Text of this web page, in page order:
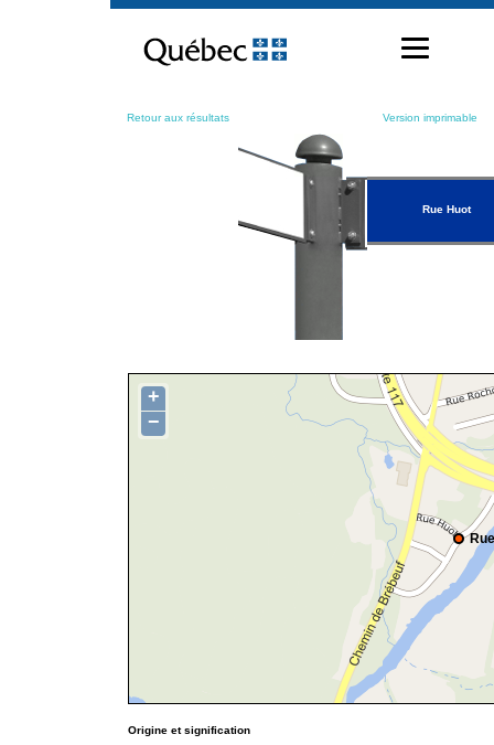
contenu
Retour aux résultats Version imprimable
Rue Huot
+
−
Origine et signification